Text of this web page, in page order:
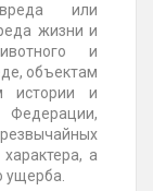
или
жизни и
и
объектам
истории и
а
ущерба.